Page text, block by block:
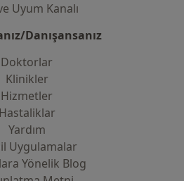
Uyum Kanalı
Danışansanız
Doktorlar
Klinikler
Hizmetler
Hastaliklar
Yardım
Uygulamalar
Yönelik Blog